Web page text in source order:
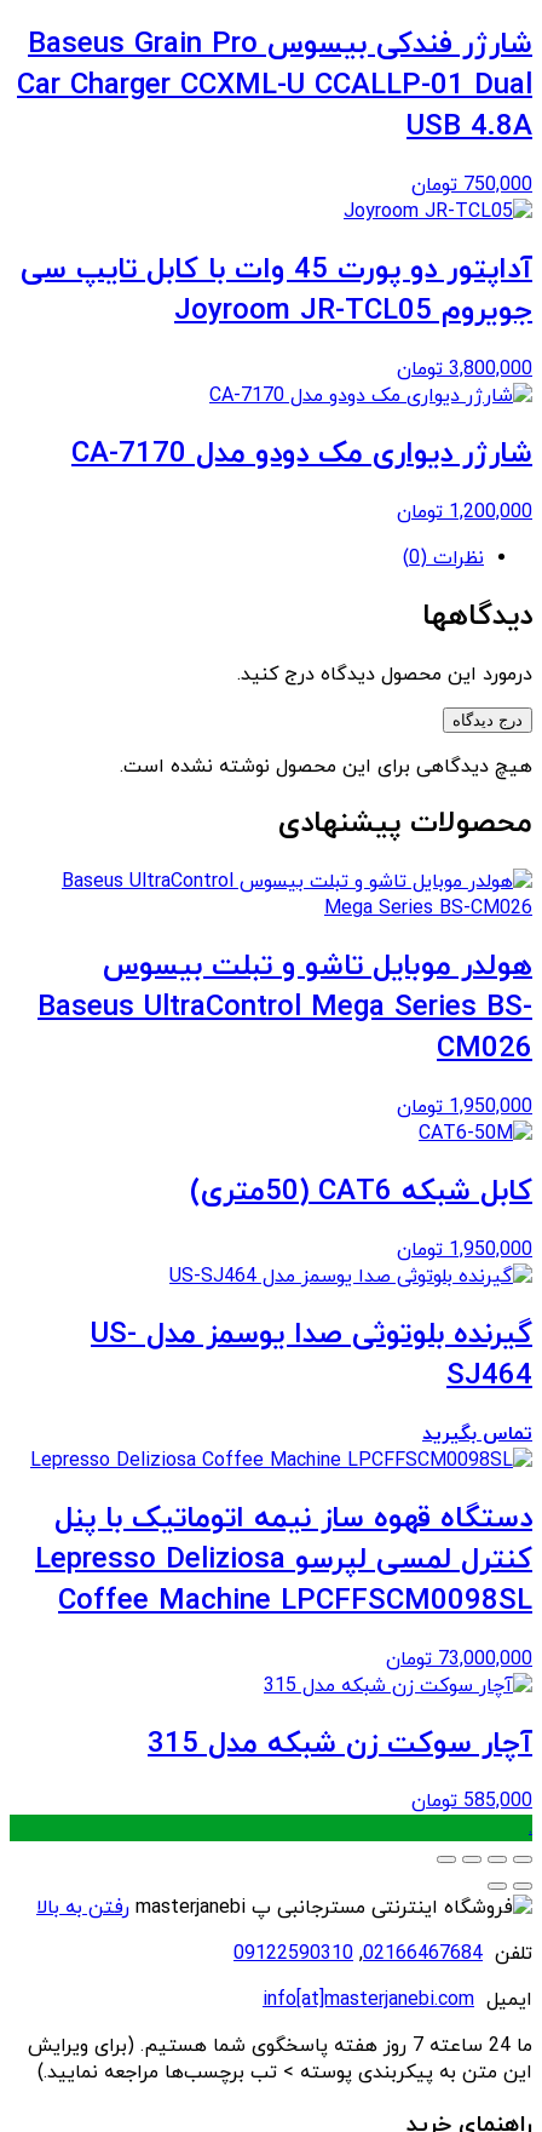
شارژر فندکی بیسوس Baseus Grain Pro
Car Charger CCXML-U CCALLP-01 Dual
USB 4.8A
750,000 تومان
آداپتور دو پورت 45 وات با کابل تایپ سی
جویروم Joyroom JR-TCL05
3,800,000 تومان
شارژر دیواری مک دودو مدل CA-7170
1,200,000 تومان
نظرات (0)
دیدگاهها
درمورد این محصول دیدگاه درج کنید.
درج دیدگاه
هیچ دیدگاهی برای این محصول نوشته نشده است.
محصولات پیشنهادی
هولدر موبایل تاشو و تبلت بیسوس
Baseus UltraControl Mega Series BS-
CM026
1,950,000 تومان
کابل شبکه CAT6 (50متری)
1,950,000 تومان
گیرنده بلوتوثی صدا یوسمز مدل US-
SJ464
تماس بگیرید
دستگاه قهوه ساز نیمه اتوماتیک با پنل
کنترل لمسی لپرسو Lepresso Deliziosa
Coffee Machine LPCFFSCM0098SL
73,000,000 تومان
آچار سوکت زن شبکه مدل 315
585,000 تومان
.
رفتن به بالا
تلفن 02166467684
,
09122590310
ایمیل info[at]masterjanebi.com
ما 24 ساعته 7 روز هفته پاسخگوی شما هستیم. (برای ویرایش
این متن به پیکربندی پوسته > تب برچسب‌ها مراجعه نمایید.)